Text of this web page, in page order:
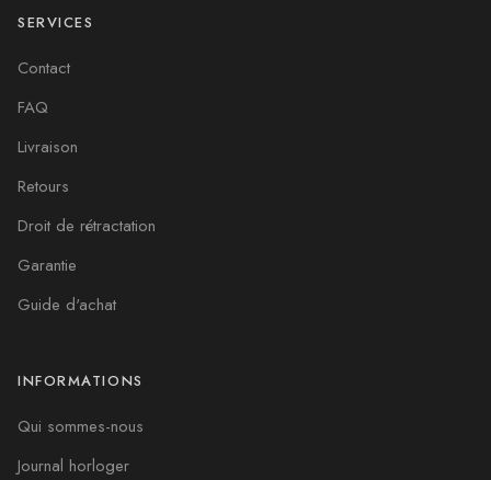
SERVICES
Contact
FAQ
Livraison
Retours
Droit de rétractation
Garantie
Guide d'achat
INFORMATIONS
Qui sommes-nous
Journal horloger